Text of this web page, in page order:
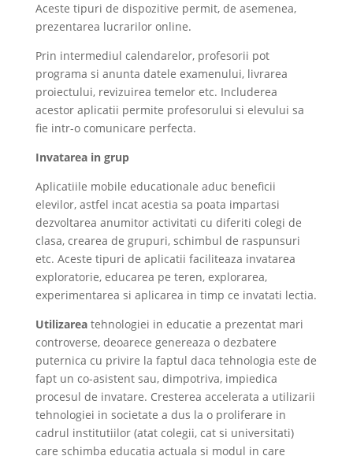
Aceste tipuri de dispozitive permit, de asemenea,
prezentarea lucrarilor online.
Prin intermediul calendarelor, profesorii pot
programa si anunta datele examenului, livrarea
proiectului, revizuirea temelor etc. Includerea
acestor aplicatii permite profesorului si elevului sa
fie intr-o comunicare perfecta.
Invatarea in grup
Aplicatiile mobile educationale aduc beneficii
elevilor, astfel incat acestia sa poata impartasi
dezvoltarea anumitor activitati cu diferiti colegi de
clasa, crearea de grupuri, schimbul de raspunsuri
etc. Aceste tipuri de aplicatii faciliteaza invatarea
exploratorie, educarea pe teren, explorarea,
experimentarea si aplicarea in timp ce invatati lectia.
Utilizarea tehnologiei in educatie a prezentat mari
controverse, deoarece genereaza o dezbatere
puternica cu privire la faptul daca tehnologia este de
fapt un co-asistent sau, dimpotriva, impiedica
procesul de invatare. Cresterea accelerata a utilizarii
tehnologiei in societate a dus la o proliferare in
cadrul institutiilor (atat colegii, cat si universitati)
care schimba educatia actuala si modul in care